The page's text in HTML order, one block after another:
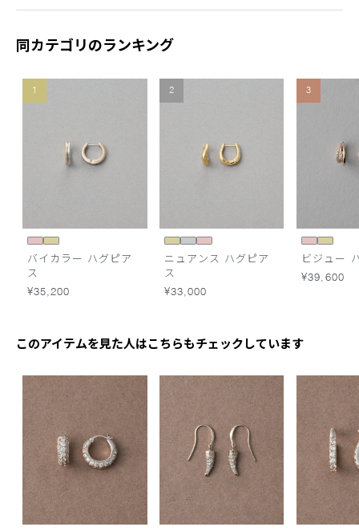
同カテゴリのランキング
1
バイカラー ハグピア
ス
¥35,200
2
ニュアンス ハグピア
ス
¥33,000
3
ビジュー
¥39,600
このアイテムを見た人はこちらもチェックしています